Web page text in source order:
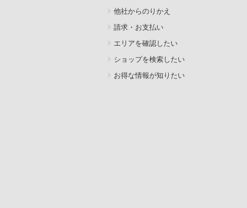
他社からのりかえ
請求・お支払い
エリアを確認したい
ショップを検索したい
お得な情報が知りたい